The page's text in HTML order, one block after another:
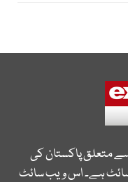
متعلق پاکستان کی
ہے۔ اس ویب سائٹ